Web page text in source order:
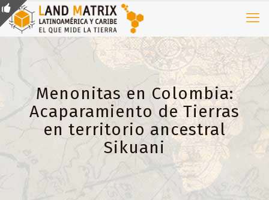
Menonitas en Colombia:
Acaparamiento de Tierras
en territorio ancestral
Sikuani